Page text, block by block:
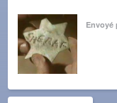
Envoyé